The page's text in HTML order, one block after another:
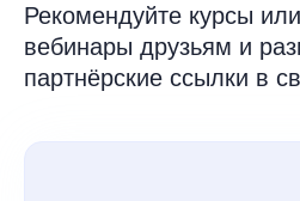
Рекомендуйте курсы
вебинары друзьям и
партнёрские ссылки в